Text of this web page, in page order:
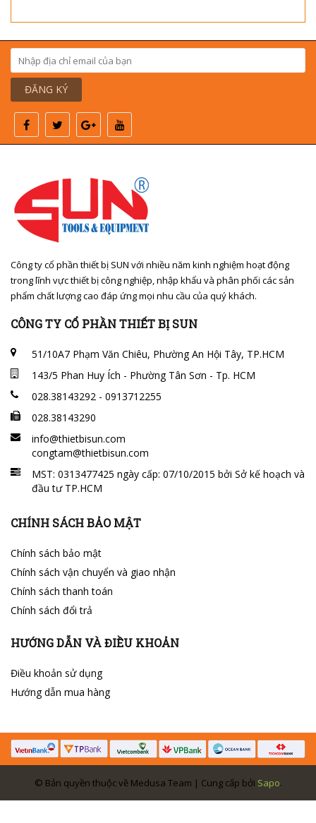
ĐĂNG KÝ
Công ty cổ phần thiết bị SUN với nhiều năm kinh nghiệm hoạt động
trong lĩnh vực thiết bị công nghiệp, nhập khẩu và phân phối các sản
phẩm chất lượng cao đáp ứng mọi nhu cầu của quý khách.
CÔNG TY CỔ PHẦN THIẾT BỊ SUN
51/10A7 Phạm Văn Chiêu, Phường An Hội Tây, TP.HCM
143/5 Phan Huy Ích - Phường Tân Sơn - Tp. HCM
028.38143292 - 0913712255
028.38143290
info@thietbisun.com
congtam@thietbisun.com
MST: 0313477425 ngày cấp: 07/10/2015 bởi Sở kế hoạch và
đầu tư TP.HCM
CHÍNH SÁCH BẢO MẬT
Chính sách bảo mật
Chính sách vận chuyển và giao nhận
Chính sách thanh toán
Chính sách đổi trả
HƯỚNG DẪN VÀ ĐIỀU KHOẢN
Điều khoản sử dụng
Hướng dẫn mua hàng
© Bản quyền thuộc về Medusa Team | Cung cấp bởi Sapo.